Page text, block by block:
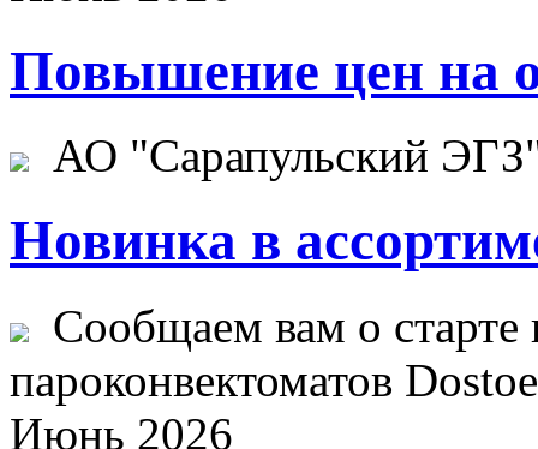
Повышение цен на
АО "Сарапульский
Новинка в
Сообщаем вам о старте
пароконвектоматов
Июнь 2026